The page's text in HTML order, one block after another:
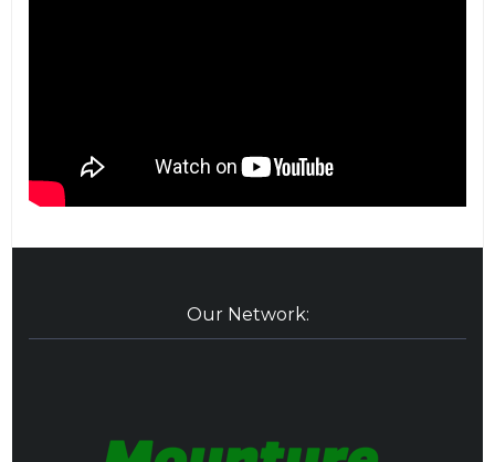
Our Network: